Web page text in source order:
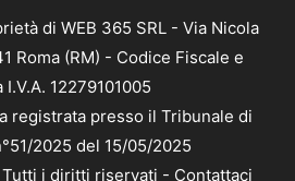
di WEB 365 SRL - Via Nicola
Roma (RM) - Codice Fiscale e
I.V.A. 12279101005
registrata presso il Tribunale di
2025 del 15/05/2025
i diritti riservati - Contattaci